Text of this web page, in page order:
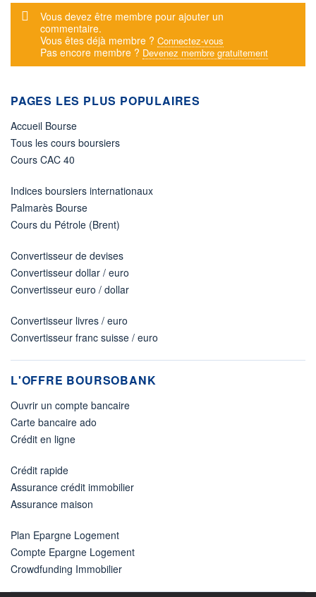
Message d'alerte
Vous devez être membre pour ajouter un
commentaire.
Vous êtes déjà membre ? Connectez-vous
Pas encore membre ? Devenez membre gratuitement
PAGES LES PLUS POPULAIRES
Accueil Bourse
Tous les cours boursiers
Cours CAC 40
Indices boursiers internationaux
Palmarès Bourse
Cours du Pétrole (Brent)
Convertisseur de devises
Convertisseur dollar / euro
Convertisseur euro / dollar
Convertisseur livres / euro
Convertisseur franc suisse / euro
L'OFFRE BOURSOBANK
Ouvrir un compte bancaire
Carte bancaire ado
Crédit en ligne
Crédit rapide
Assurance crédit immobilier
Assurance maison
Plan Epargne Logement
Compte Epargne Logement
Crowdfunding Immobilier